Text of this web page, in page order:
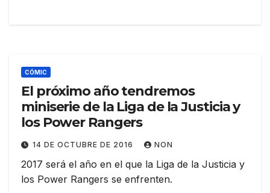
CÓMIC
El próximo año tendremos
miniserie de la Liga de la Justicia y
los Power Rangers
14 DE OCTUBRE DE 2016 NON
2017 será el año en el que la Liga de la Justicia y
los Power Rangers se enfrenten.